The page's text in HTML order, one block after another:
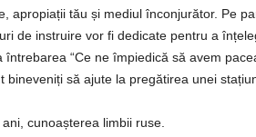
apropiații tău și mediul înconjurător. Pe
de instruire vor fi dedicate pentru a
“Ce ne împiedică să avem
bineveniți să ajute la pregătirea unei
cunoașterea limbii ruse.